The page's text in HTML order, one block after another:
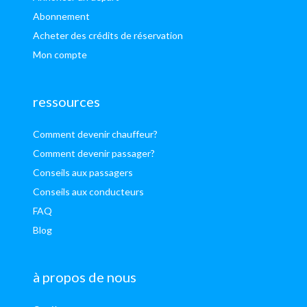
Abonnement
Acheter des crédits de réservation
Mon compte
ressources
Comment devenir chauffeur?
Comment devenir passager?
Conseils aux passagers
Conseils aux conducteurs
FAQ
Blog
à propos de nous